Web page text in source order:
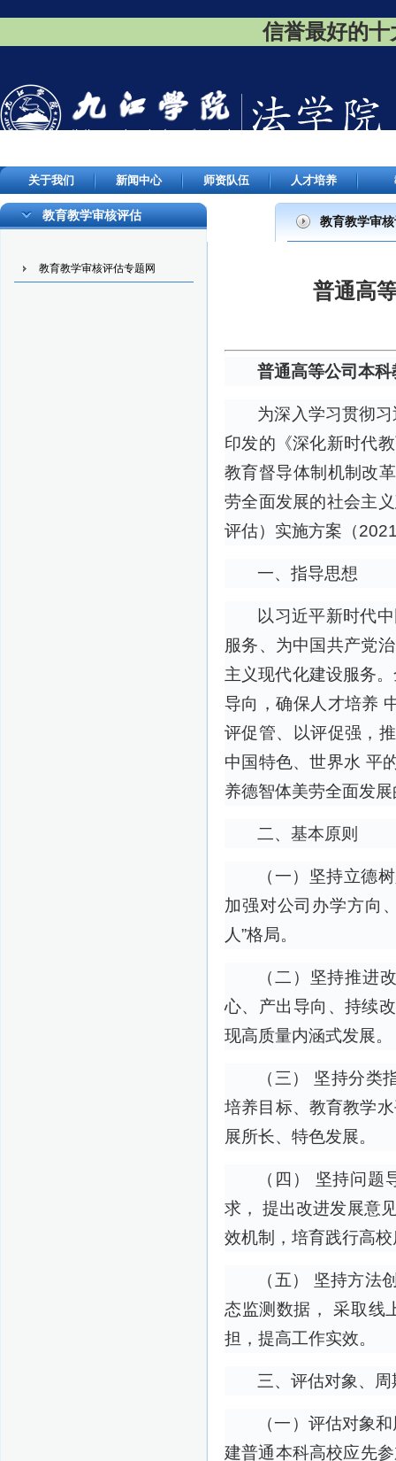
信誉最好的
关于我们 新闻中心 师资队伍 人才培养
教育教学审核评估
教育教学审核评估专题网
教育教学审
普通高
普通高等公司本
为深入学习贯彻
印发的《深化新时代
教育督导体制机制改
劳全面发展的社会主
评估）实施方案（
一、指导思想
以习近平新时代
服务、为中国共产党
主义现代化建设服务
导向，确保人才培养
评促管、以评促强，
中国特色、世界水 平
养德智体美劳全面发
二、基本原则
（一）坚持立德
加强对公司办学方向
人”格局。
（二）坚持推进
心、产出导向、持续
现高质量内涵式发展。
（三） 坚持分
培养目标、教育教学
展所长、特色发展。
（四） 坚持问
求， 提出改进发展意
效机制，培育践行高
（五） 坚持方法
态监测数据， 采取线
担，提高工作实效。
三、评估对象、
（一）评估对象
建普通本科高校应先